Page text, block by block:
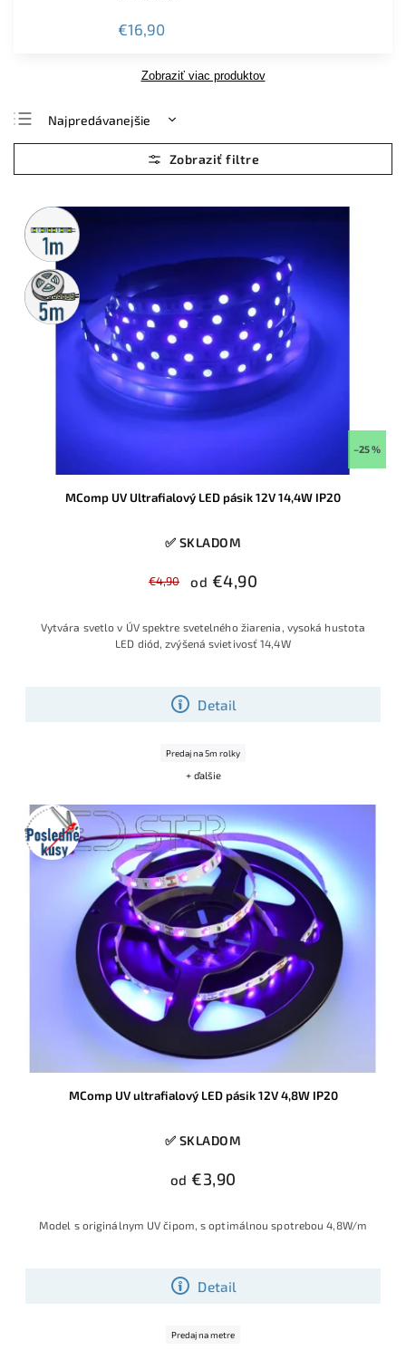
€16,90
Zobraziť viac produktov
Najpredávanejšie
Najlacnejšie
Najdrahšie
Abecedne
Metrážny
predaj
5m
rolka
–25 %
MComp UV Ultrafialový LED pásik 12V 14,4W IP20
✅ SKLADOM
€4,90 od €4,90
Detail
Vytvára svetlo v ÚV spektre svetelného žiarenia, vysoká hustota
LED diód, zvýšená svietivosť 14,4W
Predaj na 5m rolky
+ ďalšie
Posledné
kusy
MComp UV ultrafialový LED pásik 12V 4,8W IP20
✅ SKLADOM
od €3,90
Detail
Model s originálnym UV čipom, s optimálnou spotrebou 4,8W/m
Predaj na metre